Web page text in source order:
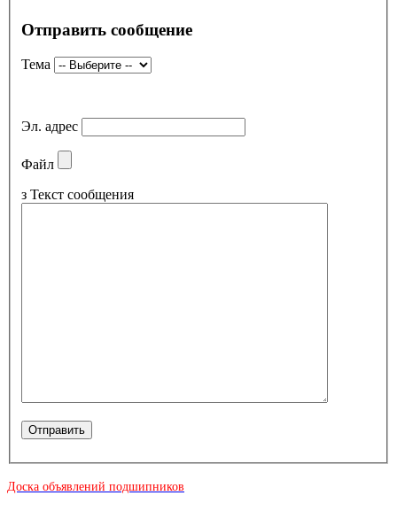
Отправить сообщение
Тема
Эл. адрес
Файл
з Текст сообщения
Доска объявлений подшипников